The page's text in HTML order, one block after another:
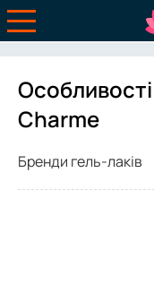
Особливості
Charme
Бренди гель-лаків